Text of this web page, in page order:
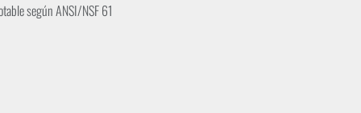
según ANSI/NSF 61